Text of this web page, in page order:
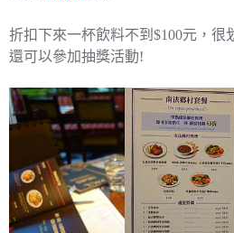
折扣下來一杯飲料不到$100元，很
還可以參加抽獎活動!